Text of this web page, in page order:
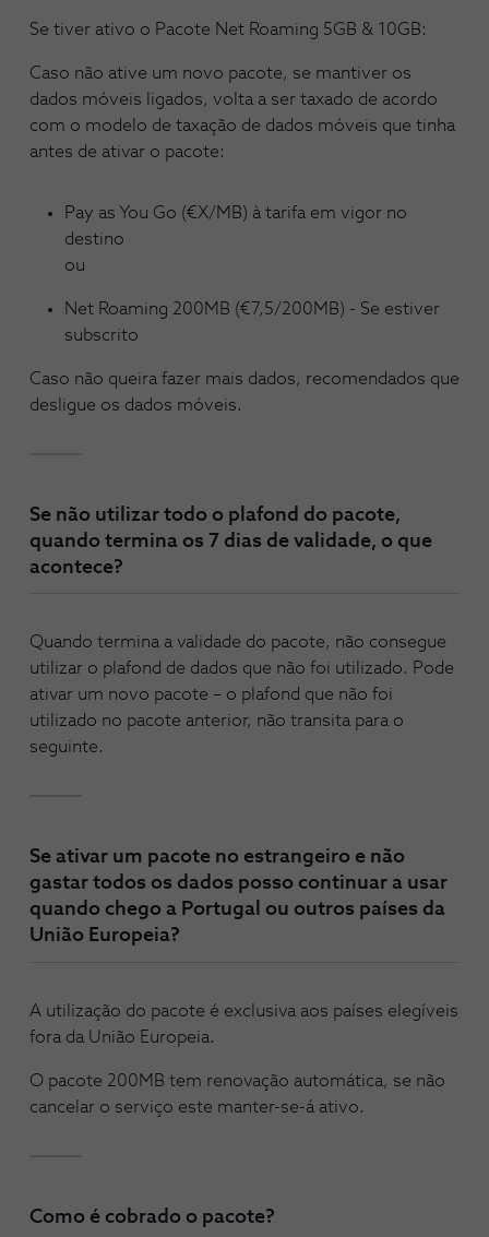
Se tiver ativo o Pacote Net Roaming 5GB & 10GB:
Caso não ative um novo pacote, se mantiver os
dados móveis ligados, volta a ser taxado de acordo
com o modelo de taxação de dados móveis que tinha
antes de ativar o pacote:
Pay as You Go (€X/MB) à tarifa em vigor no
destino
ou
Net Roaming 200MB (€7,5/200MB) - Se estiver
subscrito
Caso não queira fazer mais dados, recomendados que
desligue os dados móveis.
Se não utilizar todo o plafond do pacote,
quando termina os 7 dias de validade, o que
acontece?
Quando termina a validade do pacote, não consegue
utilizar o plafond de dados que não foi utilizado. Pode
ativar um novo pacote – o plafond que não foi
utilizado no pacote anterior, não transita para o
seguinte.
Se ativar um pacote no estrangeiro e não
gastar todos os dados posso continuar a usar
quando chego a Portugal ou outros países da
União Europeia?
A utilização do pacote é exclusiva aos países elegíveis
fora da União Europeia.
O pacote 200MB tem renovação automática, se não
cancelar o serviço este manter-se-á ativo.
Como é cobrado o pacote?